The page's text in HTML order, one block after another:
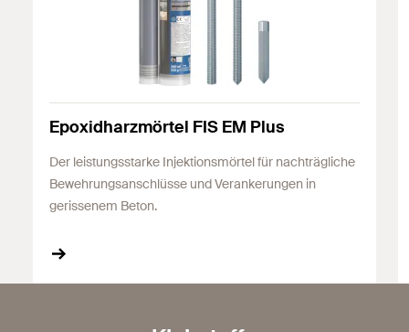
Epoxidharzmörtel FIS EM Plus
Der leistungsstarke Injektionsmörtel für nachträgliche
Bewehrungsanschlüsse und Verankerungen in
gerissenem Beton.